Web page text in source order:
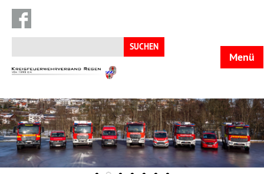
Suchen
nach:
KFV
Menü